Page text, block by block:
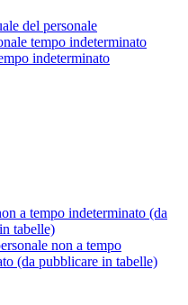
del personale
tempo indeterminato
indeterminato
a tempo indeterminato (da
tabelle)
non a tempo
(da pubblicare in tabelle)